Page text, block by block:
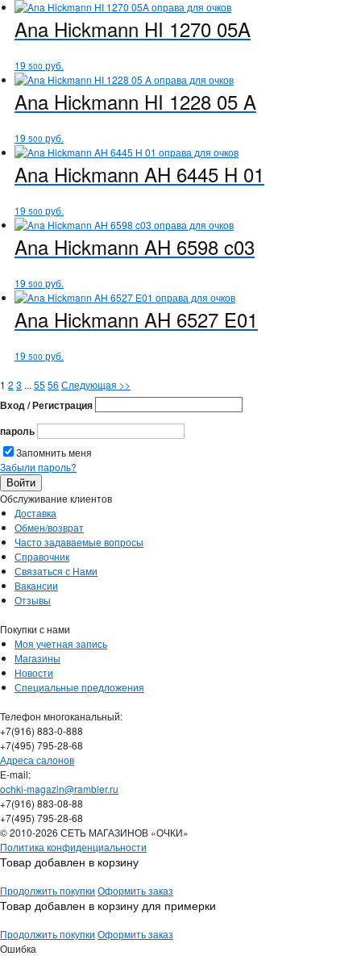
Ana Hickmann HI 1270 05A
19 500 руб.
Ana Hickmann HI 1228 05 A
19 500 руб.
Ana Hickmann AH 6445 H 01
19 500 руб.
Ana Hickmann AH 6598 c03
19 500 руб.
Ana Hickmann AH 6527 E01
19 500 руб.
1 2 3 ... 55 56 Следующая >>
Вход / Регистрация
пароль
Запомнить меня
Забыли пароль?
Обслуживание клиентов
Доставка
Обмен/возврат
Часто задаваемые вопросы
Справочник
Связаться с Нами
Вакансии
Отзывы
Покупки с нами
Моя учетная запись
Магазины
Новости
Специальные предложения
Телефон многоканальный:
+7(916) 883-0-888
+7(495) 795-28-68
Адреса салонов
Е-mail:
ochki-magazin@rambler.ru
+7(916) 883-08-88
+7(495) 795-28-68
© 2010-2026 СЕТЬ МАГАЗИНОВ «ОЧКИ»
Политика конфиденциальности
Товар добавлен в корзину
Продолжить покупки Оформить заказ
Товар добавлен в корзину для примерки
Продолжить покупки Оформить заказ
Ошибка